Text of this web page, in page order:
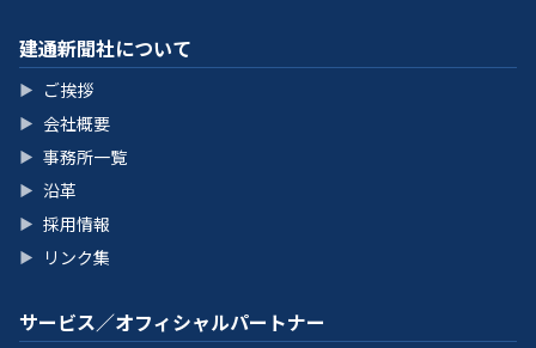
建通新聞社について
▶ ご挨拶
▶ 会社概要
▶ 事務所一覧
▶ 沿革
▶ 採用情報
▶ リンク集
サービス／オフィシャルパートナー